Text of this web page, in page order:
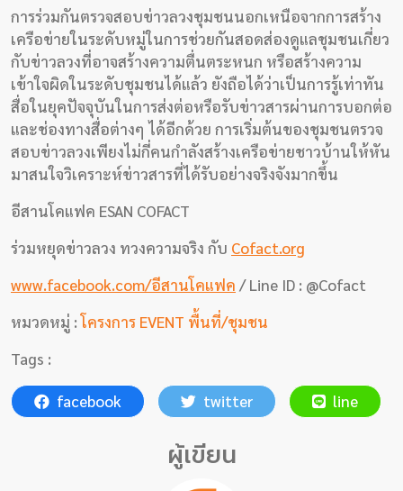
การร่วมกันตรวจสอบข่าวลวงชุมชนนอกเหนือจากการสร้าง
เครือข่ายในระดับหมู่ในการช่วยกันสอดส่องดูแลชุมชนเกี่ยว
กับข่าวลวงที่อาจสร้างความตื่นตระหนก หรือสร้างความ
เข้าใจผิดในระดับชุมชนได้แล้ว ยังถือได้ว่าเป็นการรู้เท่าทัน
สื่อในยุคปัจจุบันในการส่งต่อหรือรับข่าวสารผ่านการบอกต่อ
และช่องทางสื่อต่างๆ ได้อีกด้วย การเริ่มต้นของชุมชนตรวจ
สอบข่าวลวงเพียงไม่กี่คนกำลังสร้างเครือข่ายชาวบ้านให้หัน
มาสนใจวิเคราะห์ข่าวสารที่ได้รับอย่างจริงจังมากขึ้น
อีสานโคแฟค ESAN COFACT
ร่วมหยุดข่าวลวง ทวงความจริง กับ Cofact.org
www.facebook.com/อีสานโคแฟค / Line ID : @Cofact
หมวดหมู่ :โครงการ EVENT พื้นที่/ชุมชน
Tags :
facebook twitter line
ผู้เขียน